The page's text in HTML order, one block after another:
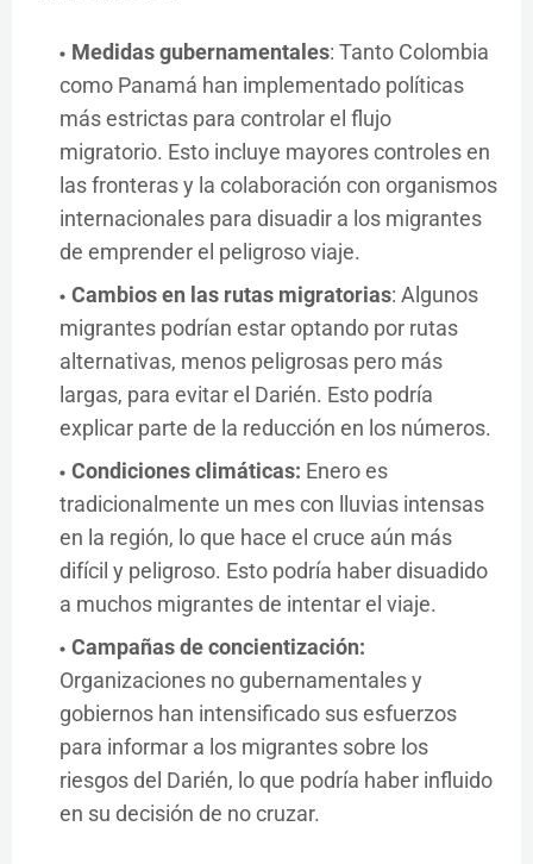
Medidas gubernamentales: Tanto Colombia
como Panamá han implementado políticas
más estrictas para controlar el flujo
migratorio. Esto incluye mayores controles en
las fronteras y la colaboración con organismos
internacionales para disuadir a los migrantes
de emprender el peligroso viaje.
Cambios en las rutas migratorias: Algunos
migrantes podrían estar optando por rutas
alternativas, menos peligrosas pero más
largas, para evitar el Darién. Esto podría
explicar parte de la reducción en los números.
Condiciones climáticas: Enero es
tradicionalmente un mes con lluvias intensas
en la región, lo que hace el cruce aún más
difícil y peligroso. Esto podría haber disuadido
a muchos migrantes de intentar el viaje.
Campañas de concientización:
Organizaciones no gubernamentales y
gobiernos han intensificado sus esfuerzos
para informar a los migrantes sobre los
riesgos del Darién, lo que podría haber influido
en su decisión de no cruzar.